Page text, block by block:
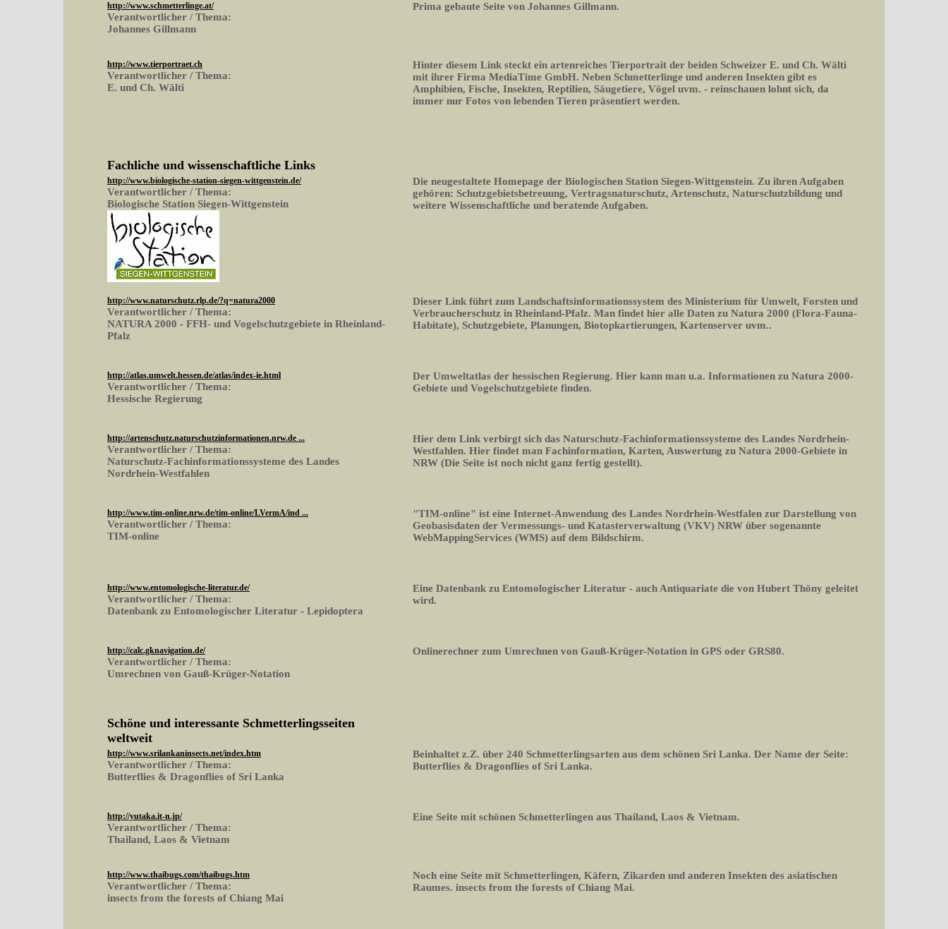
http://www.schmetterlinge.at/
Verantwortlicher / Thema:
Johannes Gillmann
Prima gebaute Seite von Johannes Gillmann.
http://www.tierportraet.ch
Verantwortlicher / Thema:
E. und Ch. Wälti
Hinter diesem Link steckt ein artenreiches Tierportrait der beiden Schweizer E. und Ch. Wälti
mit ihrer Firma MediaTime GmbH. Neben Schmetterlinge und anderen Insekten gibt es
Amphibien, Fische, Insekten, Reptilien, Säugetiere, Vögel uvm. - reinschauen lohnt sich, da
immer nur Fotos von lebenden Tieren präsentiert werden.
Fachliche und wissenschaftliche Links
http://www.biologische-station-siegen-wittgenstein.de/
Verantwortlicher / Thema:
Biologische Station Siegen-Wittgenstein
Die neugestaltete Homepage der Biologischen Station Siegen-Wittgenstein. Zu ihren Aufgaben
gehören: Schutzgebietsbetreuung, Vertragsnaturschutz, Artenschutz, Naturschutzbildung und
weitere Wissenschaftliche und beratende Aufgaben.
http://www.naturschutz.rlp.de/?q=natura2000
Verantwortlicher / Thema:
NATURA 2000 - FFH- und Vogelschutzgebiete in Rheinland-
Pfalz
Dieser Link führt zum Landschaftsinformationssystem des Ministerium für Umwelt, Forsten und
Verbraucherschutz in Rheinland-Pfalz. Man findet hier alle Daten zu Natura 2000 (Flora-Fauna-
Habitate), Schutzgebiete, Planungen, Biotopkartierungen, Kartenserver uvm..
http://atlas.umwelt.hessen.de/atlas/index-ie.html
Verantwortlicher / Thema:
Hessische Regierung
Der Umweltatlas der hessischen Regierung. Hier kann man u.a. Informationen zu Natura 2000-
Gebiete und Vogelschutzgebiete finden.
http://artenschutz.naturschutzinformationen.nrw.de ...
Verantwortlicher / Thema:
Naturschutz-Fachinformationssysteme des Landes
Nordrhein-Westfahlen
Hier dem Link verbirgt sich das Naturschutz-Fachinformationssysteme des Landes Nordrhein-
Westfahlen. Hier findet man Fachinformation, Karten, Auswertung zu Natura 2000-Gebiete in
NRW (Die Seite ist noch nicht ganz fertig gestellt).
http://www.tim-online.nrw.de/tim-online/LVermA/ind ...
Verantwortlicher / Thema:
TIM-online
"TIM-online" ist eine Internet-Anwendung des Landes Nordrhein-Westfalen zur Darstellung von
Geobasisdaten der Vermessungs- und Katasterverwaltung (VKV) NRW über sogenannte
WebMappingServices (WMS) auf dem Bildschirm.
http://www.entomologische-literatur.de/
Verantwortlicher / Thema:
Datenbank zu Entomologischer Literatur - Lepidoptera
Eine Datenbank zu Entomologischer Literatur - auch Antiquariate die von Hubert Thöny geleitet
wird.
http://calc.gknavigation.de/
Verantwortlicher / Thema:
Umrechnen von Gauß-Krüger-Notation
Onlinerechner zum Umrechnen von Gauß-Krüger-Notation in GPS oder GRS80.
Schöne und interessante Schmetterlingsseiten
weltweit
http://www.srilankaninsects.net/index.htm
Verantwortlicher / Thema:
Butterflies & Dragonflies of Sri Lanka
Beinhaltet z.Z. über 240 Schmetterlingsarten aus dem schönen Sri Lanka. Der Name der Seite:
Butterflies & Dragonflies of Sri Lanka.
http://yutaka.it-n.jp/
Verantwortlicher / Thema:
Thailand, Laos & Vietnam
Eine Seite mit schönen Schmetterlingen aus Thailand, Laos & Vietnam.
http://www.thaibugs.com/thaibugs.htm
Verantwortlicher / Thema:
insects from the forests of Chiang Mai
Noch eine Seite mit Schmetterlingen, Käfern, Zikarden und anderen Insekten des asiatischen
Raumes. insects from the forests of Chiang Mai.